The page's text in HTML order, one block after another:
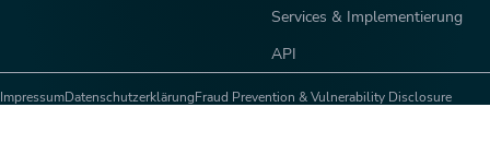
Services & Implementierung
API
ImpressumDatenschutzerklärungFraud Prevention & Vulnerability Disclosure